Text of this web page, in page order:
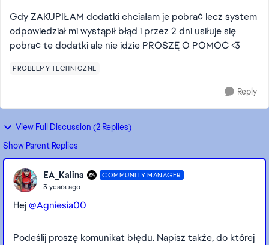
Gdy ZAKUPIŁAM dodatki chciałam je pobrać lecz system
odpowiedział mi wystąpił błąd i przez 2 dni usiłuje się
pobrać te dodatki ale nie idzie PROSZĘ O POMOC <3
PROBLEMY TECHNICZNE
Reply
View Full Discussion (2 Replies)
Show Parent Replies
EA_Kalina COMMUNITY MANAGER
3 years ago
Hej @Agniesia00
Podeślij proszę komunikat błędu. Napisz także, do której